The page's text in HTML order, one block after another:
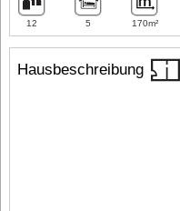
Hausbeschreibung
12 5 170m²